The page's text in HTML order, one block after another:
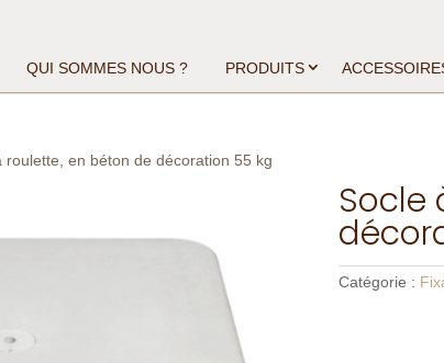
QUI SOMMES NOUS ? PRODUITS
roulette, en béton de décoration 55 kg
Socle
Catégorie :